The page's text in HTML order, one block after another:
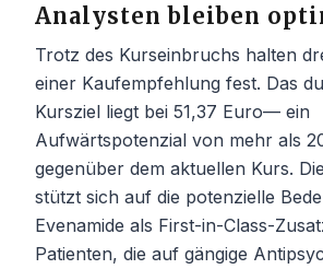
Analysten bleiben
Trotz des Kurseinbruchs halten
einer Kaufempfehlung fest. Das
Kursziel liegt bei 51,37 Euro— ein
Aufwärtspotenzial von mehr als
gegenüber dem aktuellen Kurs.
stützt sich auf die potenzielle
Evenamide als First-in-Class-
Patienten, die auf gängige